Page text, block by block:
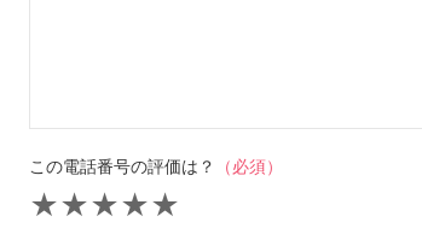
この電話番号の評価は？ （必須）
★
★
★
★
★